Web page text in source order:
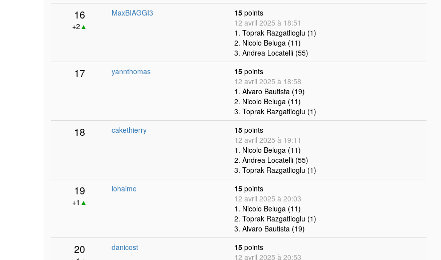
16
+2 ▲
MaxBIAGGI3 15 points
12 avril 2025 à 18:51
1. Toprak Razgatlioglu (1)
2. Nicolo Beluga (11)
3. Andrea Locatelli (55)
17 yannthomas 15 points
12 avril 2025 à 18:58
1. Alvaro Bautista (19)
2. Nicolo Beluga (11)
3. Toprak Razgatlioglu (1)
18 cakethierry 15 points
12 avril 2025 à 19:11
1. Nicolo Beluga (11)
2. Andrea Locatelli (55)
3. Toprak Razgatlioglu (1)
19
+1 ▲
lohaime 15 points
12 avril 2025 à 20:03
1. Nicolo Beluga (11)
2. Toprak Razgatlioglu (1)
3. Alvaro Bautista (19)
20 danicost 15 points
12 avril 2025 à 20:53